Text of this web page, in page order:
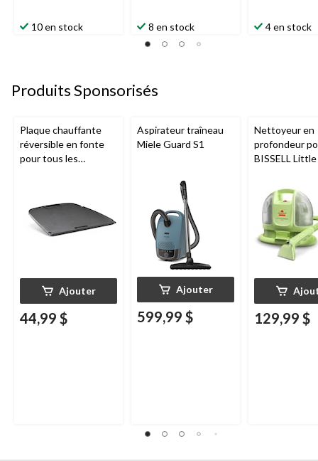
10 en stock 8 en stock 4 en stock
Produits Sponsorisés
Plaque chauffante
réversible en fonte
pour tous les
série Q285
Ajouter
44,99 $
Aspirateur traîneau
Miele Guard S1
Ajouter
599,99 $
Nettoyeur en
profondeur
BISSELL
tapis et tissus
129,99 $